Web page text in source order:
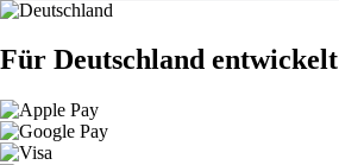
Für Deutschland entwickelt